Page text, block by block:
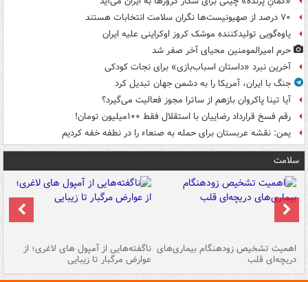
۷۰ درصد از صهیونیست‌ها نگران سلامت انتخابات هستند
یاوه‌گویی تولیدکننده موشک کروز اوکراینی علیه ایران
حرم امیرالمومنین محیای آخر صفر شد
آخرین نبرد «داستان اسباب‌بازی» برای نجات کودکی
جنگ با ایران، آمریکا را به دشمن جهان تبدیل کرد
آیا تینا پاکروان بازهم از ساترا مجوز فعالیت می‌گیرد؟
رقم فسخ قرارداد رضاییان با استقلال فقط ۱۰۰میلیون تومان!
یمن: نقشه عربستان برای حمله به صنعاء را در نطفه خفه کردیم
سلامت
اهمیت تشخیص زودهنگام بیماری‌های
دریچه‌ای قلب
ناگفته‌هایی از آمپول های لاغری؛ از
عوارض مرگبار تا زیبایی